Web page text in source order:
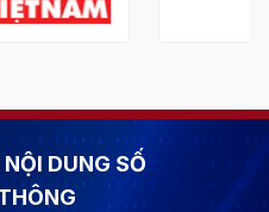
DUNG SỐ